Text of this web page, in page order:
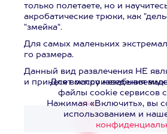
только полетаете, но и
акробатические трюки, как
"змейка".
Для самых маленьких
го размера.
Данный вид развлечения НЕ
и принесет массу
Смотреть
Для воспроизведения
файлы cookie сервисов
Нажимая «Включить», вы
использованием и